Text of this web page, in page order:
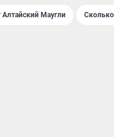
Алтайский Маугли